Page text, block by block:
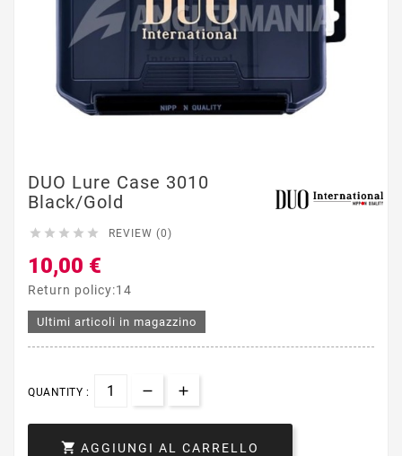
DUO Lure Case 3010
Black/Gold
     REVIEW (0)
10,00 €
Return policy:14
Ultimi articoli in magazzino
QUANTITY :
 AGGIUNGI AL CARRELLO